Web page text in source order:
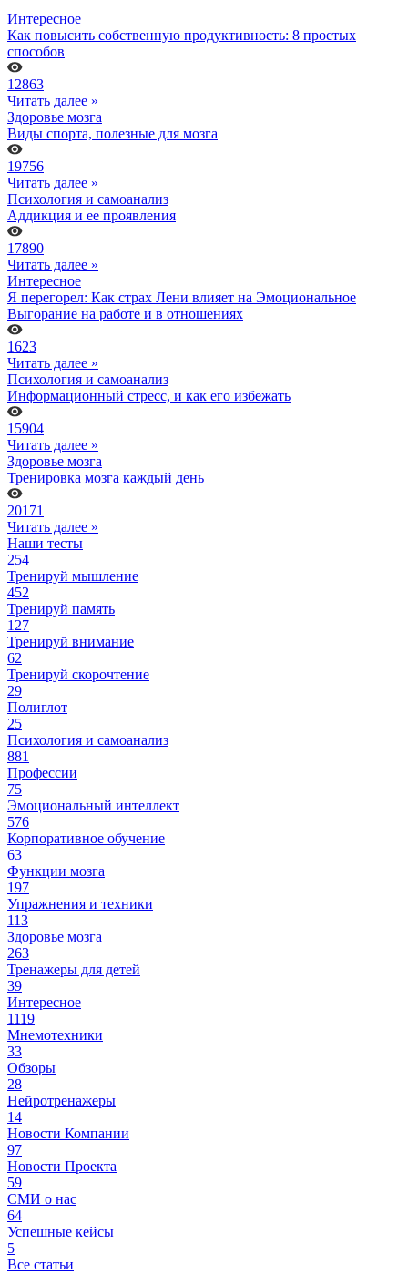
Интересное
Как повысить собственную продуктивность: 8 простых
способов
12863
Читать далее »
Здоровье мозга
Виды спорта, полезные для мозга
19756
Читать далее »
Психология и самоанализ
Аддикция и ее проявления
17890
Читать далее »
Интересное
Я перегорел: Как страх Лени влияет на Эмоциональное
Выгорание на работе и в отношениях
1623
Читать далее »
Психология и самоанализ
Информационный стресс, и как его избежать
15904
Читать далее »
Здоровье мозга
Тренировка мозга каждый день
20171
Читать далее »
Наши тесты
254
Тренируй мышление
452
Тренируй память
127
Тренируй внимание
62
Тренируй скорочтение
29
Полиглот
25
Психология и самоанализ
881
Профессии
75
Эмоциональный интеллект
576
Корпоративное обучение
63
Функции мозга
197
Упражнения и техники
113
Здоровье мозга
263
Тренажеры для детей
39
Интересное
1119
Мнемотехники
33
Обзоры
28
Нейротренажеры
14
Новости Компании
97
Новости Проекта
59
СМИ о нас
64
Успешные кейсы
5
Все статьи